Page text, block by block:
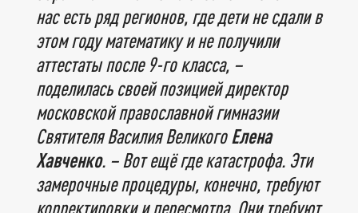
нас есть ряд регионов, где дети не сдали в
этом году математику и не получили
аттестаты после 9-го класса, –
поделилась своей позицией директор
московской православной гимназии
Святителя Василия Великого Елена
Хавченко. – Вот ещё где катастрофа. Эти
замерочные процедуры, конечно, требуют
корректировки и пересмотра. Они требуют